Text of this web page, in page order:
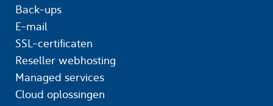
Back-ups
E-mail
SSL-certificaten
Reseller webhosting
Managed services
Cloud oplossingen